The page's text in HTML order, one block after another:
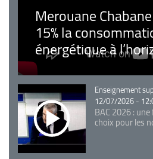
Merouane
15% la
énergétique à
Catégorie
Enseignement
12/07/2026 -
BAC 2026 :
choix pour les